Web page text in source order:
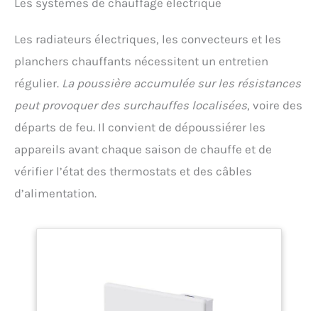
Les systèmes de chauffage électrique
Les radiateurs électriques, les convecteurs et les
planchers chauffants nécessitent un entretien
régulier. La poussière accumulée sur les résistances
peut provoquer des surchauffes localisées, voire des
départs de feu. Il convient de dépoussiérer les
appareils avant chaque saison de chauffe et de
vérifier l’état des thermostats et des câbles
d’alimentation.